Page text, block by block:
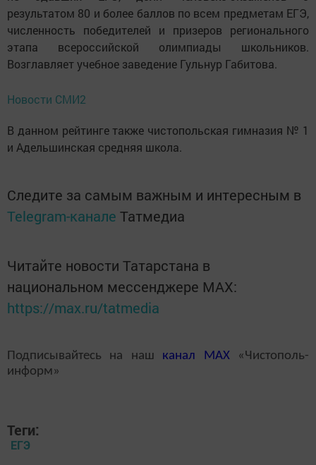
результатом 80 и более баллов по всем предметам ЕГЭ,
численность победителей и призеров регионального
этапа всероссийской олимпиады школьников.
Возглавляет учебное заведение Гульнур Габитова.
Новости СМИ2
В данном рейтинге также чистопольская гимназия № 1
и Адельшинская средняя школа.
Следите за самым важным и интересным в
Telegram-канале Татмедиа
Читайте новости Татарстана в
национальном мессенджере MАХ:
https://max.ru/tatmedia
Подписывайтесь на наш канал MAX«Чистополь-
информ»
Теги:
ЕГЭ